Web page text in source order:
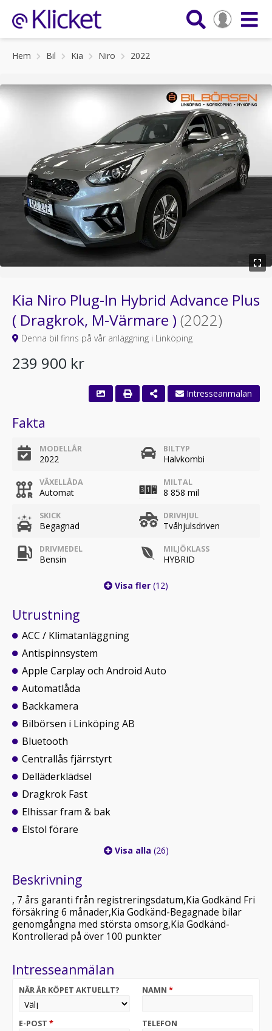
Hem Bil Kia Niro 2022
Kia Niro Plug-In Hybrid Advance Plus
( Dragkrok, M-Värmare ) (2022)
Denna bil finns på vår anläggning i Linköping
239 900 kr
Fakta
MODELLÅR
2022
BILTYP
Halvkombi
VÄXELLÅDA
Automat
MILTAL
8 858 mil
SKICK
Begagnad
DRIVHJUL
Tvåhjulsdriven
DRIVMEDEL
Bensin
MILJÖKLASS
HYBRID
Visa fler (12)
Utrustning
ACC / Klimatanläggning
Antispinnsystem
Apple Carplay och Android Auto
Automatlåda
Backkamera
Bilbörsen i Linköping AB
Bluetooth
Centrallås fjärrstyrt
Delläderklädsel
Dragkrok Fast
Elhissar fram & bak
Elstol förare
Visa alla (26)
Beskrivning
, 7 års garanti från registreringsdatum,Kia Godkänd Fri
försäkring 6 månader,Kia Godkänd-Begagnade bilar
genomgångna med största omsorg,Kia Godkänd-
Kontrollerad på över 100 punkter
Intresseanmälan
NÄR ÄR KÖPET AKTUELLT? NAMN *
E-POST * TELEFON